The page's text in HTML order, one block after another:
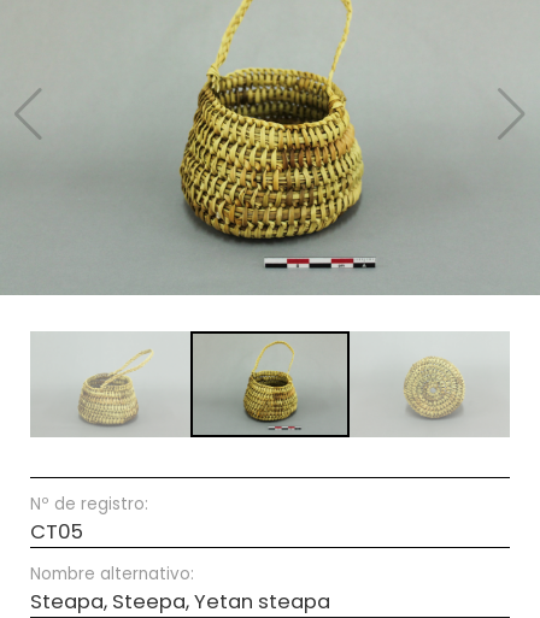
Nº de registro:
CT05
Nombre alternativo:
Steapa, Steepa, Yetan steapa